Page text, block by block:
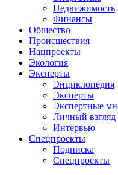
Недвижимость
Финансы
Общество
Происшествия
Нацпроекты
Экология
Эксперты
Энциклопедия
Эксперты
Экспертные
Личный взгляд
Интервью
Спецпроекты
Подписка
Спецпроекты